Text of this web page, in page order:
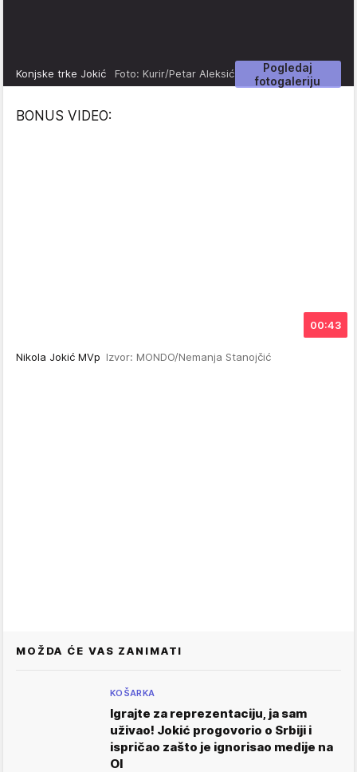
Pogledaj
fotogaleriju
Konjske trke Jokić Foto: Kurir/Petar Aleksić
BONUS VIDEO:
00:43
Nikola Jokić MVp Izvor: MONDO/Nemanja Stanojčić
MOŽDA ĆE VAS ZANIMATI
KOŠARKA
Igrajte za reprezentaciju, ja sam
uživao! Jokić progovorio o Srbiji i
ispričao zašto je ignorisao medije na
OI